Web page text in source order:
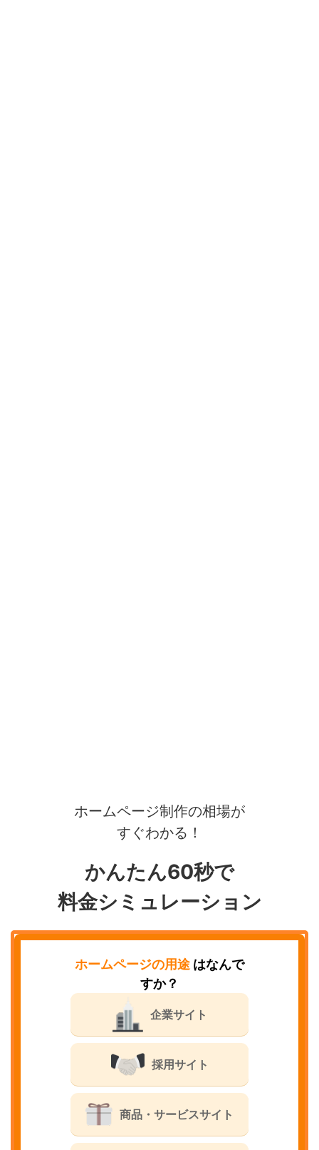
ホームページ制作の相場が
すぐわかる！
かんたん60秒で
料金シミュレーション
ホームページの用途 はなんで
すか？
企業サイト
採用サイト
商品・サービスサイト